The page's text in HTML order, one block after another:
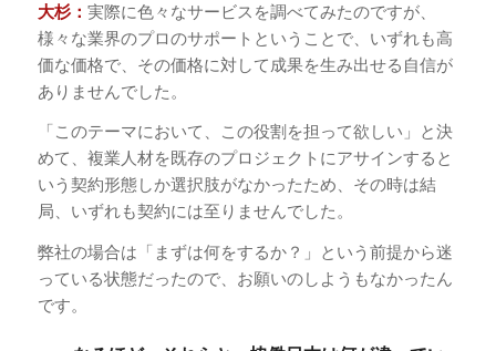
大杉： 実際に色々なサービスを調べてみたのですが、
様々な業界のプロのサポートということで、いずれも高
価な価格で、その価格に対して成果を生み出せる自信が
ありませんでした。
「このテーマにおいて、この役割を担って欲しい」と決
めて、複業人材を既存のプロジェクトにアサインすると
いう契約形態しか選択肢がなかったため、その時は結
局、いずれも契約には至りませんでした。
弊社の場合は「まずは何をするか？」という前提から迷
っている状態だったので、お願いのしようもなかったん
です。